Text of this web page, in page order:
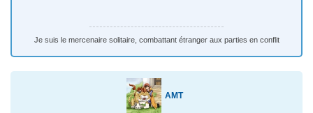
Je suis le mercenaire solitaire, combattant étranger aux parties en conflit
AMT